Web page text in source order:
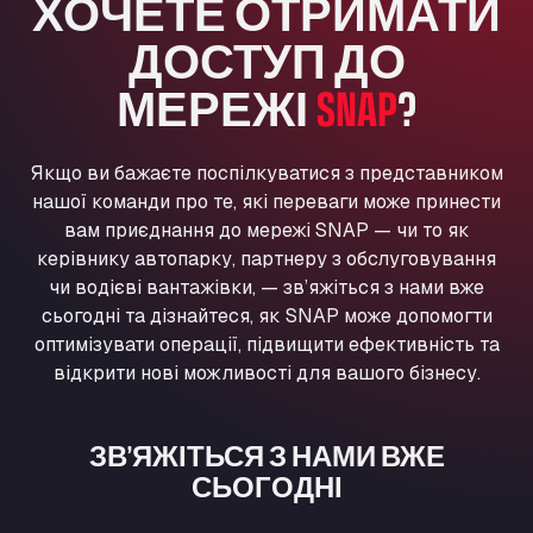
Washway Road, PE12 8LT
Anpol Sp. z o.o.
Ul. Torunska 147, 85884
Aqua Ariva GmbH
Aral Autohof Bockel
An der Autobahn 1, 27404
ARAL Autohof Bockenem
Oppelner Str. 1, 31167
ARAL Autohof Merklingen
Nellinger Str. 24, 89188
ARAL Autohof Preis
GmbH
Obernburger Str. 127, 63811
Ardleigh South Services
ДОСТУП ДО
МЕРЕЖІSNAP?
Якщо ви бажаєте поспілкуватися з представником
нашої команди про те, які переваги може принести
вам приєднання до мережі SNAP — чи то як
керівнику автопарку, партнеру з обслуговування
чи водієві вантажівки, — зв’яжіться з нами вже
сьогодні та дізнайтеся, як SNAP може допомогти
оптимізувати операції, підвищити ефективність та
відкрити нові можливості для вашого бізнесу.
ЗВ’ЯЖІТЬСЯ З НАМИ ВЖЕ
СЬОГОДНІ